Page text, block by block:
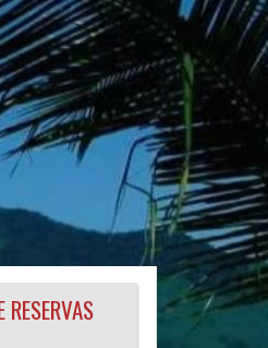
RESERVAS